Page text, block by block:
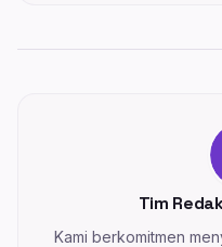
Tim
Kami berkomitmen